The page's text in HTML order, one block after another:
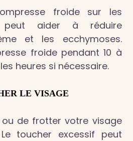
froide sur les
peut aider à réduire
et les ecchymoses.
froide pendant 10 à
heures si nécessaire.
LE VISAGE
ou de frotter votre visage
toucher excessif peut